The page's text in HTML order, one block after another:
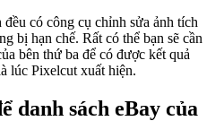
có công cụ chỉnh sửa ảnh tích
bị hạn chế. Rất có thể bạn sẽ cần
bên thứ ba để có được kết quả
lúc Pixelcut xuất hiện.
danh sách eBay của